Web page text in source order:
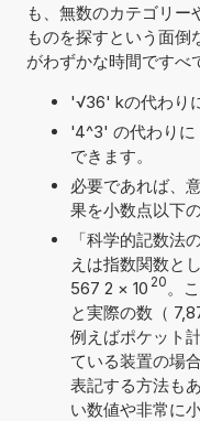
も、無数のカテゴリ
ものを探すという面
がわずかな時間ですべ
'√36' kの代わり
'4^3' の代わり
できます。
必要であれば、
果を小数点以下
「科学的記数法
えは指数関数と
567 2 × 10 20 。
と実際の数（
例えばポケット
ている装置の場
表記する方法も
い数値や非常に